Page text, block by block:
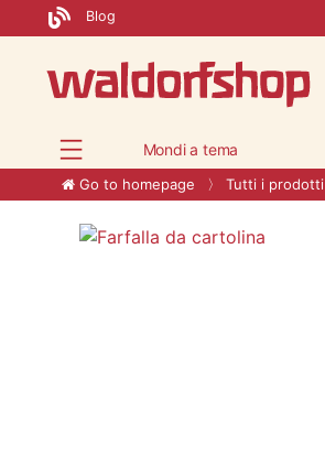
Blog
Mondi a tema
Go to homepage Tutti i prodotti